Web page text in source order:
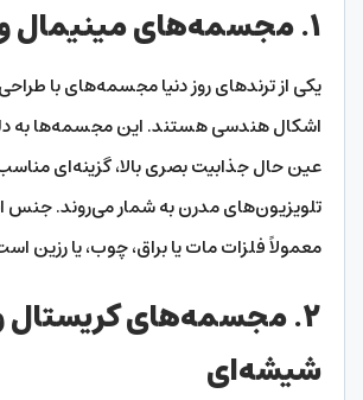
۱. مجسمه‌های مینیمال و هندسی
یکی از ترندهای روز دنیا مجسمه‌های با
اشکال هندسی هستند. این مجسمه‌ها به
عین حال جذابیت بصری بالا، گزینه‌ای
تلویزیون‌های مدرن به شمار می‌روند.
معمولاً فلزات مات یا براق، چوب، یا رزین
۲. مجسمه‌های کریستال
شیشه‌ای